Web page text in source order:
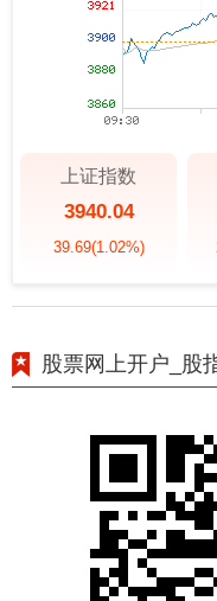
上证指数
3940.04
39.69(1.02%)
股票网上开户_股